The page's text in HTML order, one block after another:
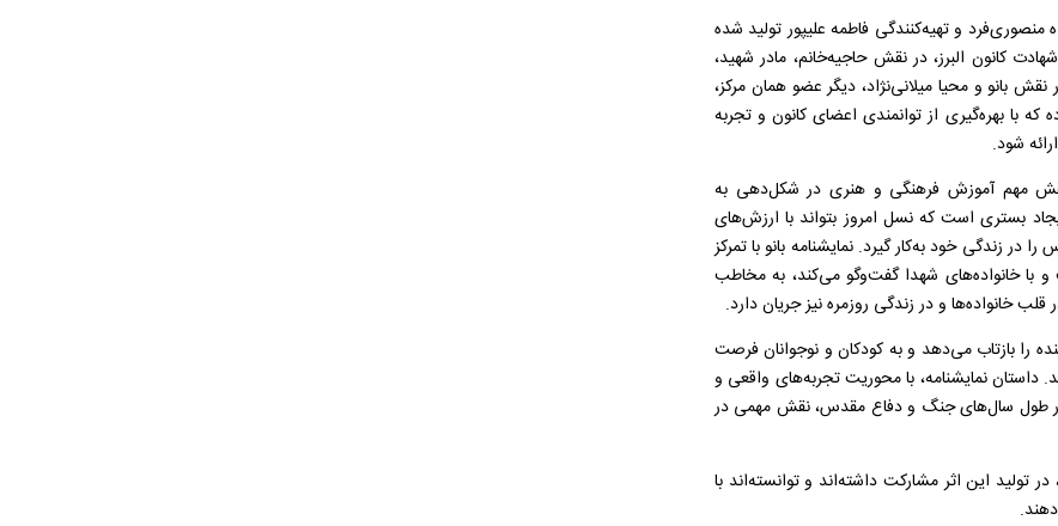
منصوری‌فرد و تهیه‌کنندگی فاطمه علیپور تولید شده
کانون البرز، در نقش حاجیه‌خانم، مادر شهید،
بانو و محیا میلانی‌نژاد، دیگر عضو همان مرکز،
با بهره‌گیری از توانمندی اعضای کانون و تجربه
شود.
نقش مهم آموزش فرهنگی و هنری در شکل‌دهی به
بستری است که نسل امروز بتواند با ارزش‌های
زندگی خود به‌کار گیرد. نمایشنامه بانو با تمرکز
خانواده‌های شهدا گفت‌وگو می‌کند، به مخاطب
خانواده‌ها و در زندگی روزمره نیز جریان دارد.
را بازتاب می‌دهد و به کودکان و نوجوانان فرصت
داستان نمایشنامه، با محوریت تجربه‌های واقعی و
طول سال‌های جنگ و دفاع مقدس، نقش مهمی در
تولید این اثر مشارکت داشته‌اند و توانسته‌اند با